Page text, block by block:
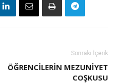
Sonraki İçerik
ÖĞRENCILERIN MEZUNIYET
COŞKUSU